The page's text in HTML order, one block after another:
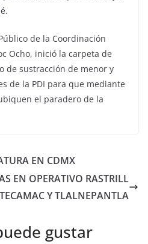
de la Coordinación
Ocho, inició la carpeta de
de sustracción de menor y
de la PDI para que mediante
el paradero de la
EN CDMX
EN OPERATIVO RASTRILL
Y TLALNEPANTLA
gustar